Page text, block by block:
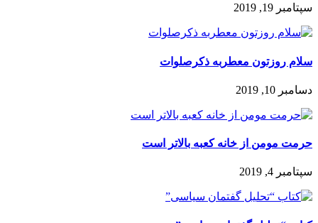
سپتامبر 19, 2019
سلام روزتون معطربه ذکرصلوات
دسامبر 10, 2019
حرمت مومن از خانه کعبه بالاتر است
سپتامبر 4, 2019